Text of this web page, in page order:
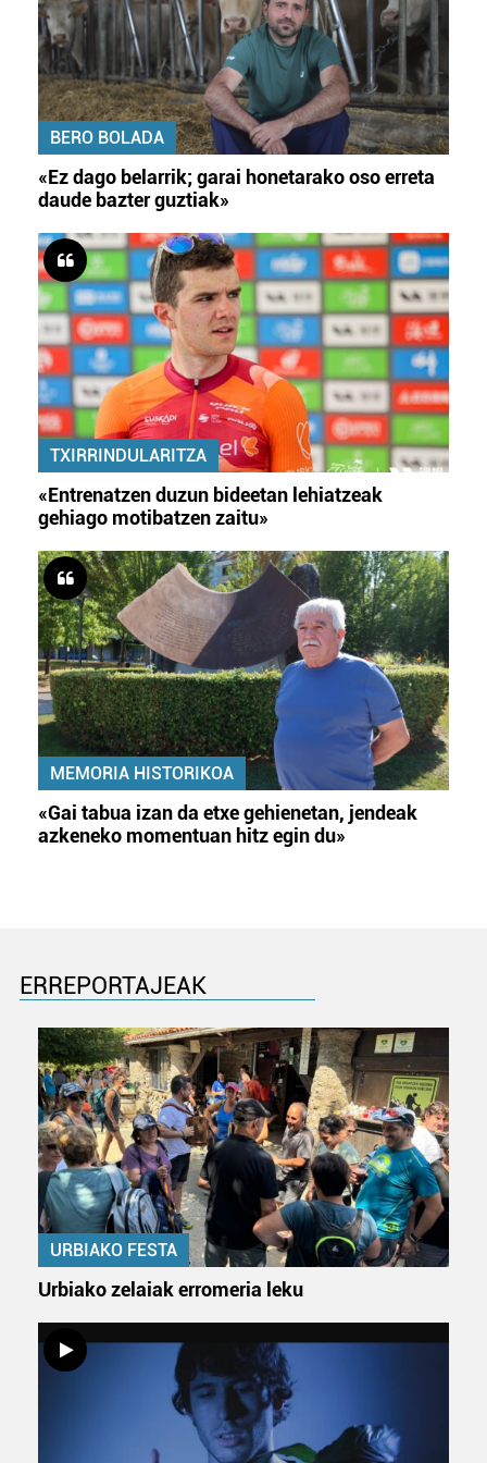
BERO BOLADA
«Ez dago belarrik; garai honetarako oso erreta
daude bazter guztiak»
TXIRRINDULARITZA
«Entrenatzen duzun bideetan lehiatzeak
gehiago motibatzen zaitu»
MEMORIA HISTORIKOA
«Gai tabua izan da etxe gehienetan, jendeak
azkeneko momentuan hitz egin du»
ERREPORTAJEAK
URBIAKO FESTA
Urbiako zelaiak erromeria leku